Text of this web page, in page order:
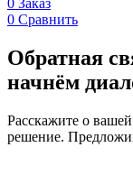
0 Сравнить
Обратная
начнём
Расскажите о
решение.